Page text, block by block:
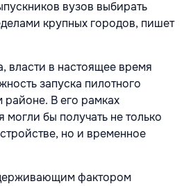
вузов выбирать
крупных городов, пишет
власти в настоящее время
запуска пилотного
районе. В его рамках
бы получать не только
но и временное
фактором